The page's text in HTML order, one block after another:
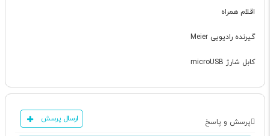
اقلام همراه
گیرنده رادیویی Meier
کابل شارژ microUSB
پرسش و پاسخ ارسال پرسش